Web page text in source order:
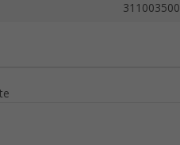
311003500